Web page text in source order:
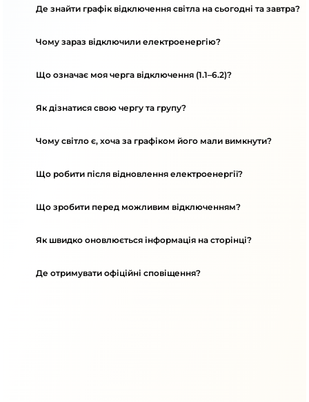
Де знайти графік відключення світла на сьогодні та завтра?
Чому зараз відключили електроенергію?
Що означає моя черга відключення (1.1–6.2)?
Як дізнатися свою чергу та групу?
Чому світло є, хоча за графіком його мали вимкнути?
Що робити після відновлення електроенергії?
Що зробити перед можливим відключенням?
Як швидко оновлюється інформація на сторінці?
Де отримувати офіційні сповіщення?